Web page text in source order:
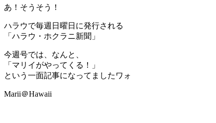
あ！そうそう！
ハラウで毎週日曜日に発行される
「ハラウ・ホクラニ新聞」
今週号では、なんと、
「マリイがやってくる！」
という一面記事になってましたワォ
Marii＠Hawaii